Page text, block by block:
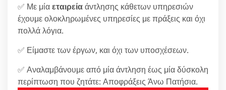
✅ Με μίαεταιρείαάντλησης κάθετων υπηρεσιών
έχουμε ολοκληρωμένες υπηρεσίες με πράξεις και όχι
πολλά λόγια.
✅ Είμαστε των έργων, και όχι των υποσχέσεων.
✅ Αναλαμβάνουμε από μία άντληση έως μία δύσκολη
περίπτωση που ζητάτε: Αποφράξεις Άνω Πατήσια.